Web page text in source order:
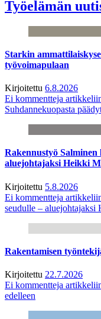
Työelämän
Starkin
työvoimapulaan
Kirjoitettu 6.8.2026
Ei kommentteja
Suhdannekuopasta
Rakennustyö
aluejohtajaksi Heikki
Kirjoitettu 5.8.2026
Ei kommentteja
seudulle – aluejohtajaksi
Rakentamisen
Kirjoitettu 22.7.2026
Ei kommentteja
edelleen